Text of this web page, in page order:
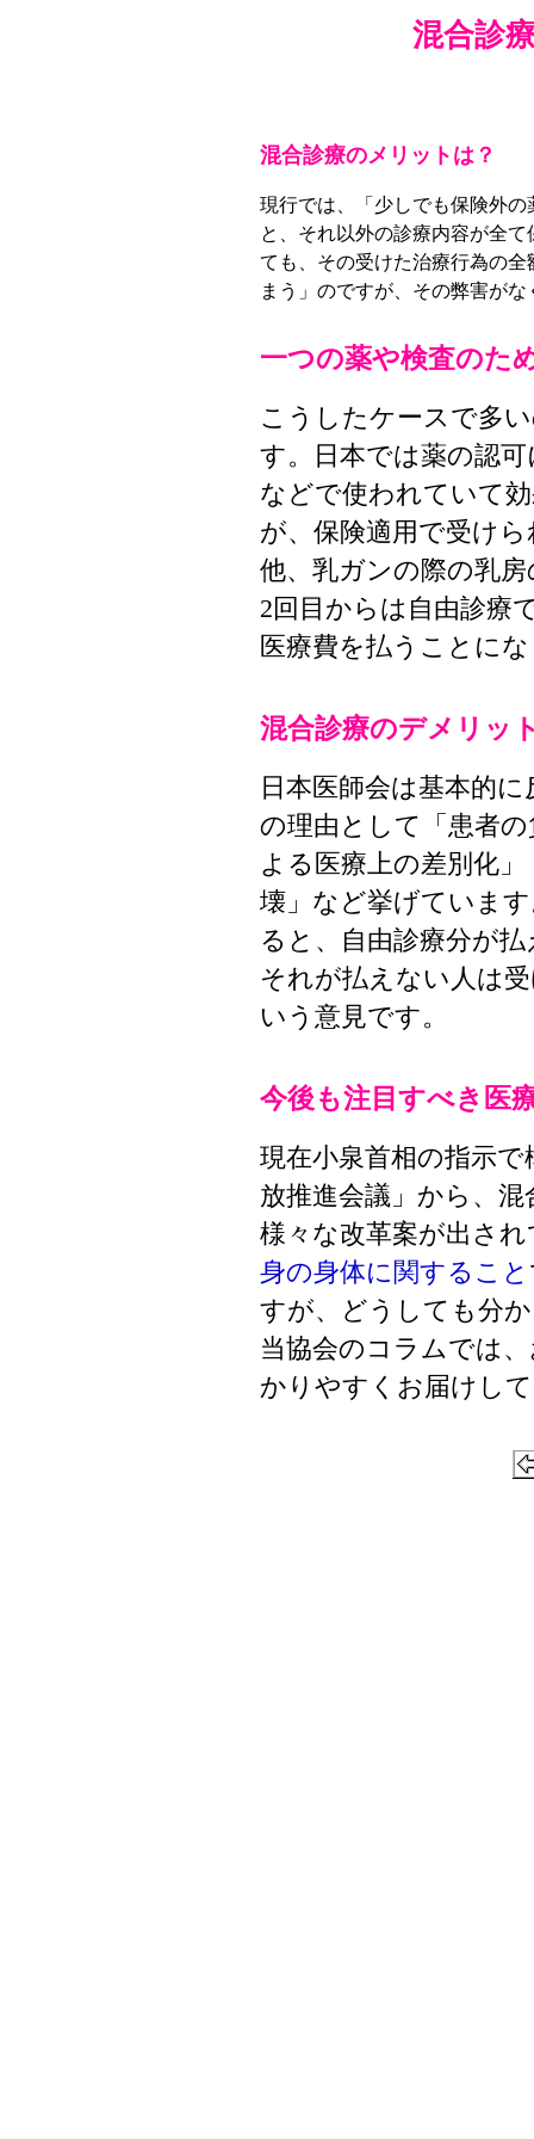
混合診
混合診療のメリットは？
現行では、「少しでも保険外
と、それ以外の診療内容が全
ても、その受けた治療行為の
まう」のですが、その弊害がな
一つの薬や検査のた
こうしたケースで多
す。日本では薬の認
などで使われていて
が、保険適用で受け
他、乳ガンの際の乳
2回目からは自由診療
医療費を払うことに
混合診療のデメリッ
日本医師会は基本的
の理由として「患者
よる医療上の差別化
壊」など挙げていま
ると、自由診療分が
それが払えない人は
いう意見です。
今後も注目すべき医
現在小泉首相の指示
放推進会議」から、
様々な改革案が出さ
身の身体に関すること
すが、どうしても分
当協会のコラムでは
かりやすくお届けし